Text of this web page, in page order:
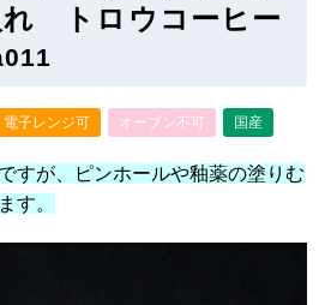
れ トロウコーヒー
電子レンジ可 オーブン不可 国産
すが、ピンホールや釉薬の塗りむ
す。